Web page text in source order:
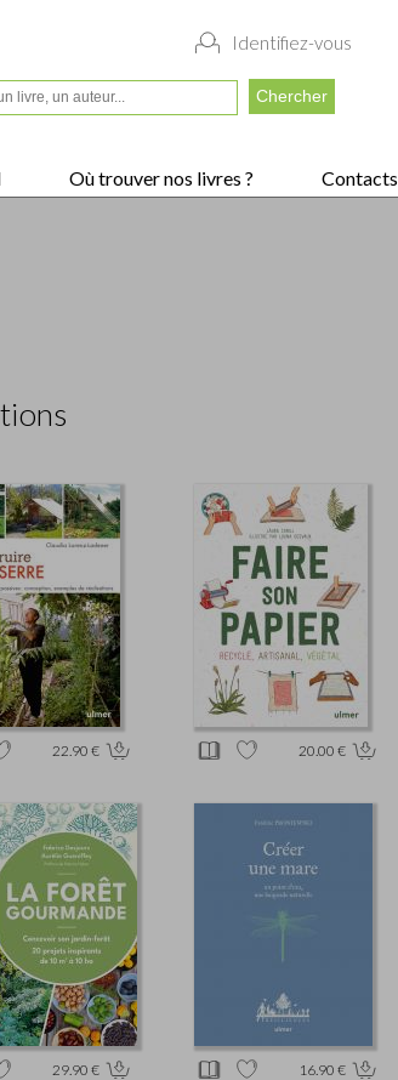
Identifiez-vous
Où trouver nos livres ?
Contacts
22.90 € 20.00 €
29.90 € 16.90 €